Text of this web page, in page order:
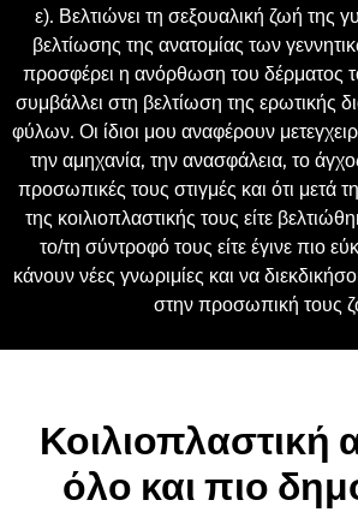
ε). Βελτιώνει τη σεξουαλική ζωή της
βελτίωσης της ανατομίας των
προσφέρει η ανόρθωση του δέρματος
συμβάλλει στη βελτίωση της ερωτικής
φύλων. Οι ίδιοι μου αναφέρουν
την αμηχανία, την ανασφάλεια, το
προσωπικές τους στιγμές και ότι μετά
της κοιλιοπλαστικής τους είτε
το/τη σύντροφό τους είτε έγινε πιο
κάνουν νέες γνωριμίες και να
στην προσωπική τους
Κοιλιοπλαστική
όλο και πιο